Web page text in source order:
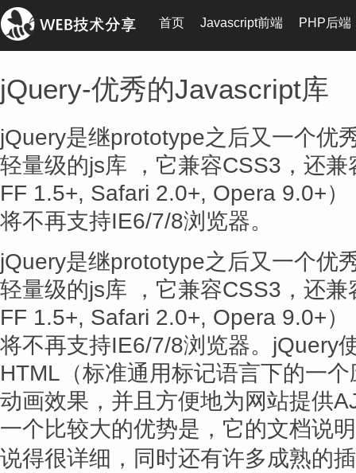
首页 Javascript前端 PHP后端
jQuery-优秀的Javascript库
jQuery是继prototype之后又一个优
轻量级的js库 ，它兼容CSS3，还
FF 1.5+, Safari 2.0+, Opera 9.0+
将不再支持IE6/7/8浏览器。
jQuery是继prototype之后又一个优
轻量级的js库 ，它兼容CSS3，还
FF 1.5+, Safari 2.0+, Opera 9.0+
将不再支持IE6/7/8浏览器。jQuery
HTML（标准通用标记语言下的一
动画效果，并且方便地为网站提供
一个比较大的优势是，它的文档说
说得很详细，同时还有许多成熟的